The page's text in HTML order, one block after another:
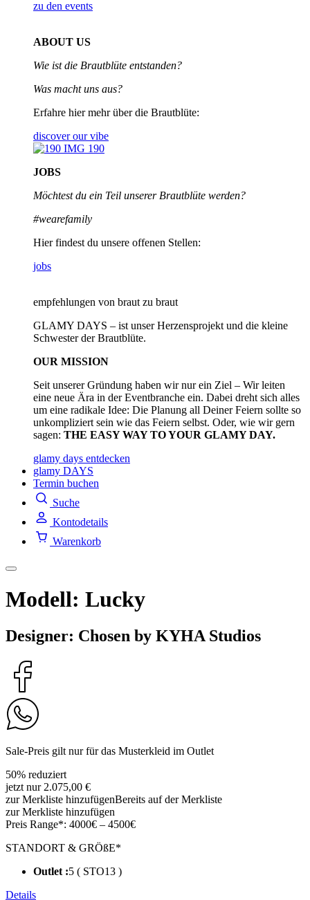
zu den events
ABOUT US
Wie ist die Brautblüte entstanden?
Was macht uns aus?
Erfahre hier mehr über die Brautblüte:
discover our vibe
JOBS
Möchtest du ein Teil unsererBrautblüte werden?
#wearefamily
Hier findest du unsere offenen Stellen:
jobs
empfehlungen von braut zu braut
GLAMY DAYS – ist unser Herzensprojekt und die kleine
Schwester der Brautblüte.
OUR MISSION
Seit unserer Gründung haben wir nur ein Ziel – Wir leiten
eine neue Ära in der Eventbranche ein. Dabei dreht sich alles
um eine radikale Idee: Die Planung all Deiner Feiern sollte so
unkompliziert sein wie das Feiern selbst. Oder, wie wir gern
sagen: THE EASY WAY TO YOUR GLAMY DAY.
glamy days entdecken
glamy DAYS
Termin buchen
Suche
Kontodetails
Warenkorb
Modell: Lucky
Designer: Chosen by KYHA Studios
Sale-Preis gilt nur für das Musterkleid im Outlet
50% reduziert
jetzt nur 2.075,00 €
zur Merkliste hinzufügenBereits auf der Merkliste
zur Merkliste hinzufügen
Preis Range*: 4000€ – 4500€
STANDORT & GRÖßE*
Outlet :5 ( STO13 )
Details